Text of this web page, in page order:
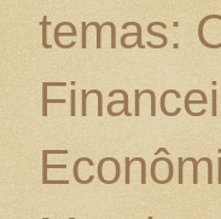
temas: